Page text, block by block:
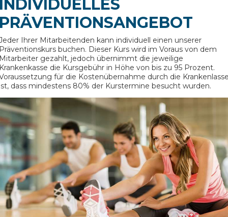
Ihrer Mitarbeitenden kann individuell einen unserer
buchen. Dieser Kurs wird im Voraus von dem
gezahlt, jedoch übernimmt die jeweilige
die Kursgebühr in Höhe von bis zu 95 Prozent.
für die Kostenübernahme durch die
dass mindestens 80% der Kurstermine besucht wurden.